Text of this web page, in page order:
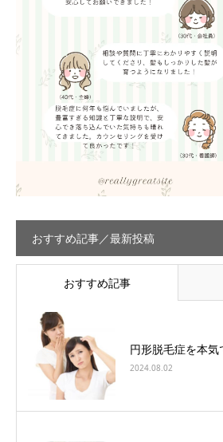
おすすめ記事／最新投稿
おすすめ記事
円形脱毛症を本
2024.08.02